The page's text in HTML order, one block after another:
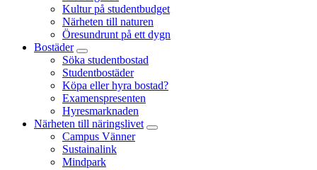
Kultur på studentbudget
Närheten till naturen
Öresundrunt på ett dygn
Bostäder
Söka studentbostad
Studentbostäder
Köpa eller hyra bostad?
Examenspresenten
Hyresmarknaden
Närheten till näringslivet
Campus Vänner
Sustainalink
Mindpark